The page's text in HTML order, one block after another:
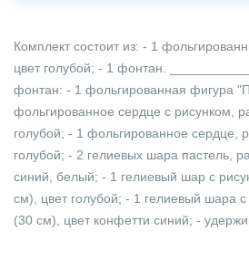
Комплект состоит из: - 1
цвет голубой; - 1 фонтан.
фонтан: - 1 фольгированная фигура
фольгированное сердце с рисунком,
голубой; - 1 фольгированное сердце,
голубой; - 2 гелиевых шара пастель,
синий, белый; - 1 гелиевый шар с
см), цвет голубой; - 1 гелиевый шара
(30 см), цвет конфетти синий; -